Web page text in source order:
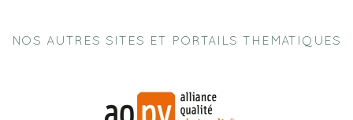
NOS AUTRES SITES ET PORTAILS THEMATIQUES